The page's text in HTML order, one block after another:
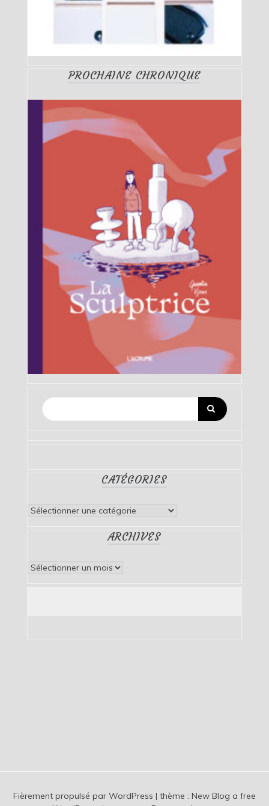
PROCHAINE CHRONIQUE
CATÉGORIES
Catégories
ARCHIVES
Archives
Fièrement propulsé par WordPress | thème : New Blog a free